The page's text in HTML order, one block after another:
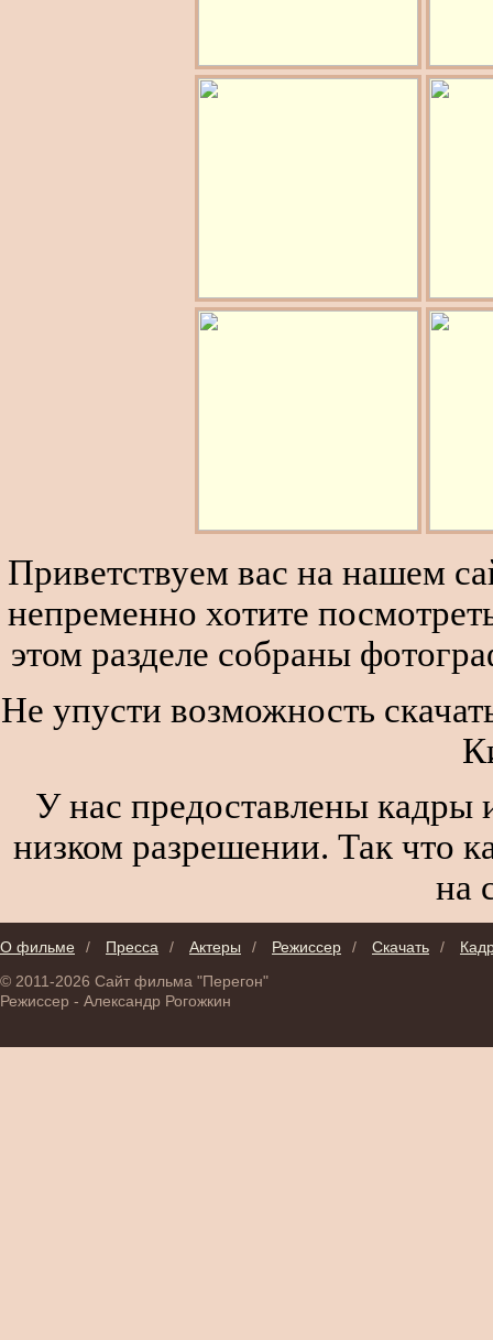
Приветствуем вас на нашем
непременно хотите
этом разделе собраны
Не упусти возможность
У нас предоставлены кадры
низком разрешении. Так что
на
О фильме / Пресса / Актеры / Режиссер / Скачать /
© 2011-2026 Сайт фильма "Перегон"
Режиссер - Александр Рогожкин